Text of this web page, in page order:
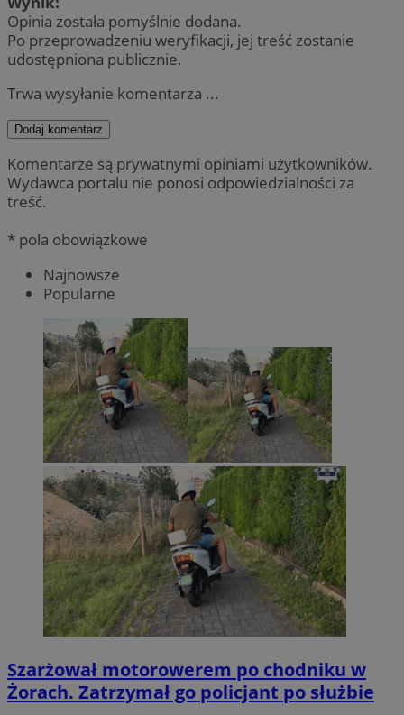
Opinia została pomyślnie dodana.
Po przeprowadzeniu weryfikacji, jej treść zostanie
udostępniona publicznie.
Trwa wysyłanie komentarza ...
Dodaj komentarz
Komentarze są prywatnymi opiniami użytkowników.
Wydawca portalu nie ponosi odpowiedzialności za
treść.
* pola obowiązkowe
Najnowsze
Popularne
Szarżował motorowerem po chodniku w
Żorach. Zatrzymał go policjant po służbie